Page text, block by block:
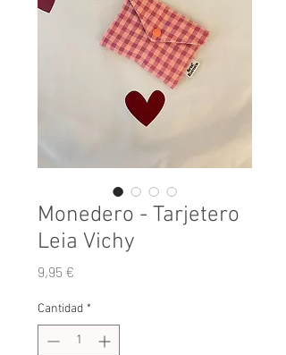
Monedero - Tarjetero
Leia Vichy
9,95 €
Cantidad *